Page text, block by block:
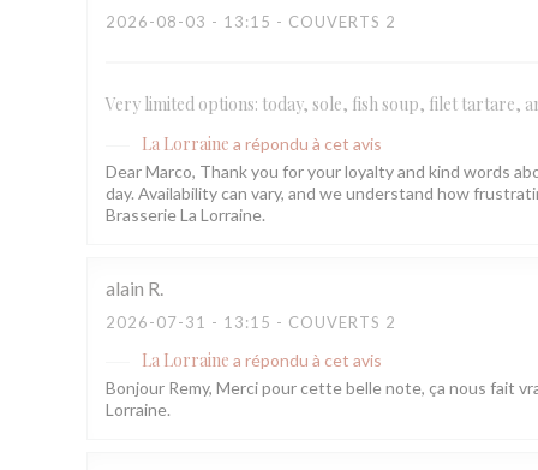
2026-08-03 - 13:15 - COUVERTS 2
Very limited options: today, sole, fish soup, filet tartare,
La Lorraine a répondu à cet avis
Dear Marco, Thank you for your loyalty and kind words
day. Availability can vary, and we understand how
Brasserie La Lorraine.
alain R
2026-07-31 - 13:15 - COUVERTS 2
La Lorraine a répondu à cet avis
Bonjour Remy, Merci pour cette belle note, ça nous fait
Lorraine.